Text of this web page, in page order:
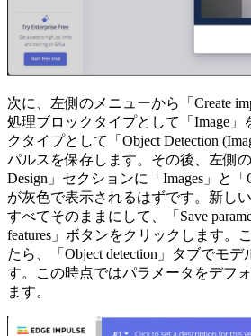
次に、左側のメニューから「Create
処理ブロックタイプとして「Image」
クタイプとして「Object Detection
パルスを保存します。その後、左側
Design」セクションに「Images」と「
が灰色で表示されるはずです。新しい
すべてそのままにして、「Save
features」ボタンをクリックします。
たら、「Object detection」タブでモ
す。この時点ではパラメータをデフ
ます。